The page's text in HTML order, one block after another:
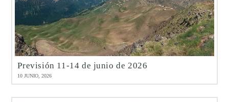
Previsión 11-14 de junio de 2026
10 JUNIO, 2026